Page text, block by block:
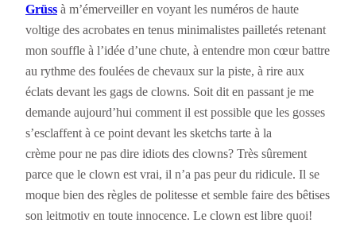
Grüss à m’émerveiller en voyant les numéros de haute
voltige des acrobates en tenus minimalistes pailletés retenant
mon souffle à l’idée d’une chute, à entendre mon cœur battre
au rythme des foulées de chevaux sur la piste, à rire aux
éclats devant les gags de clowns. Soit dit en passant je me
demande aujourd’hui comment il est possible que les gosses
s’esclaffent à ce point devant les sketchs tarte à la
crème pour ne pas dire idiots des clowns? Très sûrement
parce que le clown est vrai, il n’a pas peur du ridicule. Il se
moque bien des règles de politesse et semble faire des bêtises
son leitmotiv en toute innocence. Le clown est libre quoi!